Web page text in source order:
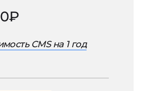
CMS на 1 год